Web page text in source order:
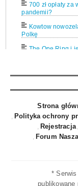
700 zł opłaty
pandemii?
Kowtow
Polkę
The One Ring i
Już 12 kwietnia
w okolicach Franz
Rzeka Waiho
zamknięte.
Wiza
Atak na
Strona
Polityka ochrony
Rejestracja
Forum
*